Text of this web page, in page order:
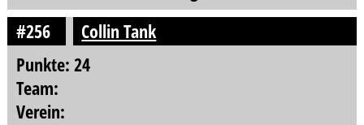
#256
Collin Tank
Punkte: 24
Team:
Verein: